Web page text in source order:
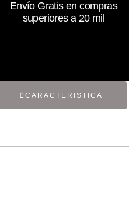
Envío Gratis en compras
superiores a 20 mil
CARACTERISTICA